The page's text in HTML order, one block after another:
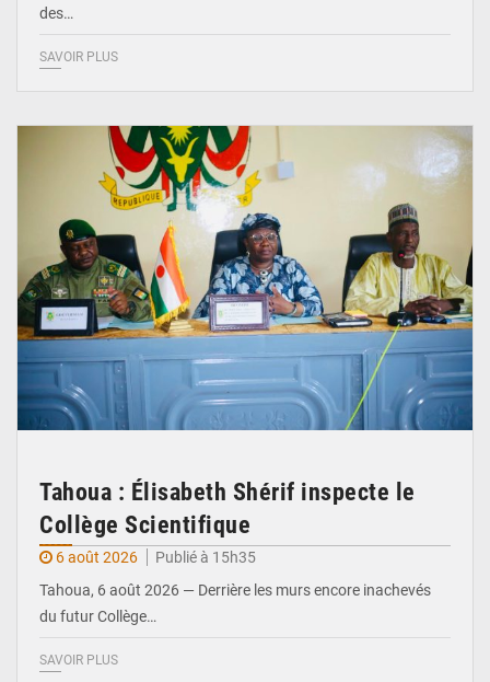
des…
SAVOIR PLUS
Tahoua : Élisabeth Shérif inspecte le
Collège Scientifique
6 août 2026
Publié à 15h35
Tahoua, 6 août 2026 — Derrière les murs encore inachevés
du futur Collège…
SAVOIR PLUS